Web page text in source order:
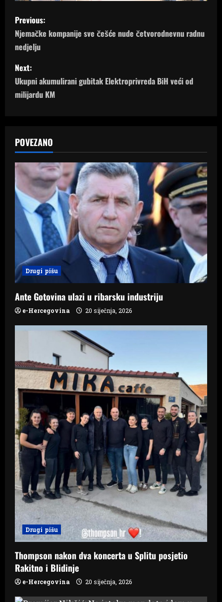
P
o
s
t
n
v
i
g
a
t
o
n
Previous:
Njemačke kompanije sve češće nude četvorodnevnu radnu
nedjelju
Next:
Ukupni akumulirani gubitak Elektroprivreda BiH veći od
milijardu KM
POVEZANO
Drugi pišu
Ante Gotovina ulazi u ribarsku industriju
e-Hercegovina 20 siječnja, 2026
Drugi pišu
Thompson nakon dva koncerta u Splitu posjetio
Rakitno i Blidinje
e-Hercegovina 20 siječnja, 2026